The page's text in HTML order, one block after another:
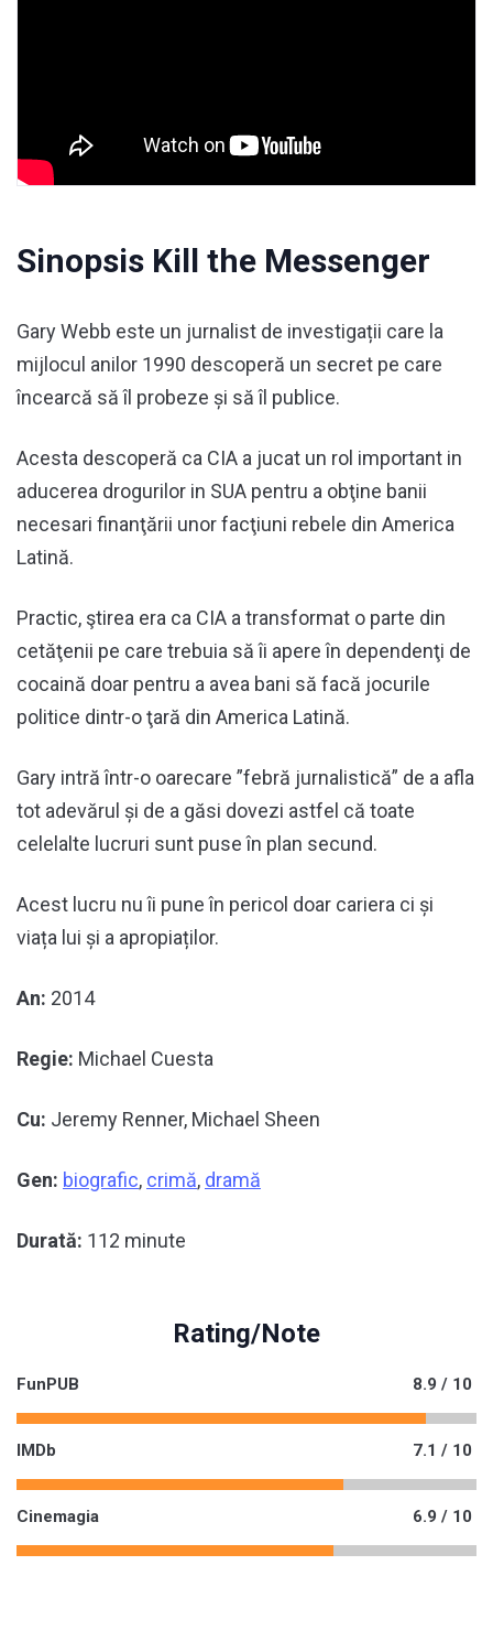
Sinopsis Kill the Messenger
Gary Webb este un jurnalist de investigații care la
mijlocul anilor 1990 descoperă un secret pe care
încearcă să îl probeze și să îl publice.
Acesta descoperă ca CIA a jucat un rol important in
aducerea drogurilor in SUA pentru a obţine banii
necesari finanţării unor facţiuni rebele din America
Latină.
Practic, ştirea era ca CIA a transformat o parte din
cetăţenii pe care trebuia să îi apere în dependenţi de
cocaină doar pentru a avea bani să facă jocurile
politice dintr-o ţară din America Latină.
Gary intră într-o oarecare ”febră jurnalistică” de a afla
tot adevărul și de a găsi dovezi astfel că toate
celelalte lucruri sunt puse în plan secund.
Acest lucru nu îi pune în pericol doar cariera ci și
viața lui și a apropiaților.
An: 2014
Regie: Michael Cuesta
Cu: Jeremy Renner, Michael Sheen
Gen: biografic, crimă, dramă
Durată: 112 minute
Rating/Note
FunPUB 8.9 / 10
IMDb 7.1 / 10
Cinemagia 6.9 / 10